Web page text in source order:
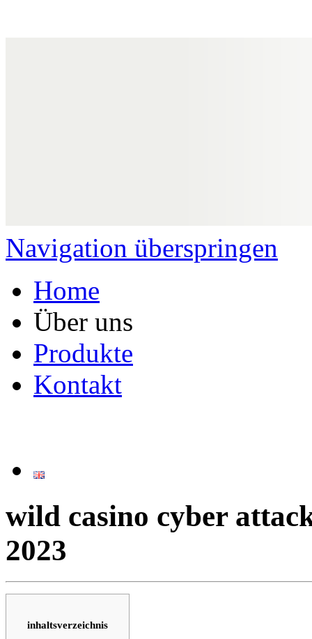
Navigation überspringen
Home
Über uns
Produkte
Kontakt
wild casino cyber
2023
inhaltsverzeichnis